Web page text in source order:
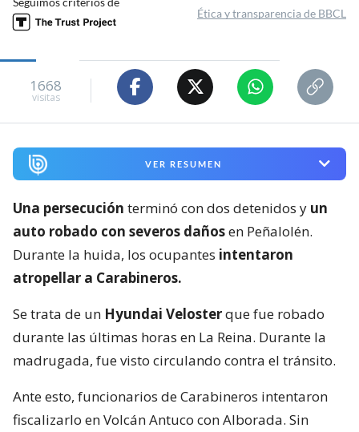
Ética y transparencia de BBCL
1668
visitas
VER RESUMEN
Una persecución terminó con dos detenidos y un
auto robado con severos dañosen Peñalolén.
Durante la huida, los ocupantes intentaron
atropellar a Carabineros.
Se trata de un Hyundai Velosterque fue robado
durante las últimas horas en La Reina. Durante la
madrugada, fue visto circulando contra el tránsito.
Ante esto, funcionarios de Carabineros intentaron
fiscalizarlo en Volcán Antuco con Alborada. Sin